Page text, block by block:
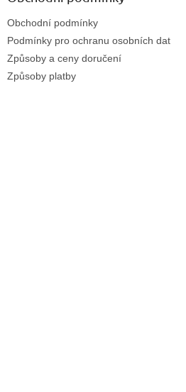
Obchodní podmínky
Podmínky pro ochranu osobních dat
Způsoby a ceny doručení
Způsoby platby